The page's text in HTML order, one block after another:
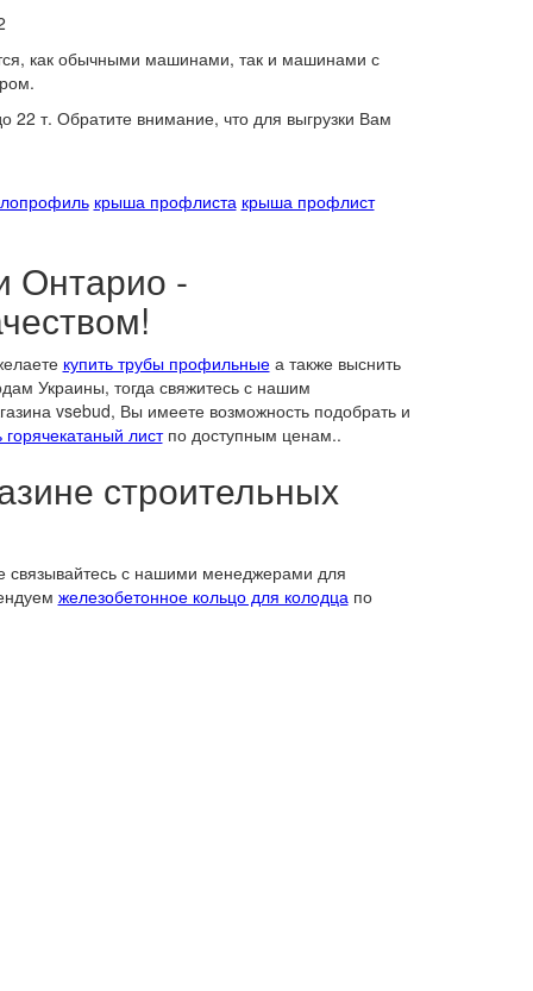
как обычными машинами, так и машинами с
т. Обратите внимание, что для выгрузки Вам
крыша профлиста крыша профлист
Онтарио -
купить трубы профильныеа также выснить
Украины, тогда свяжитесь с нашим
vsebud, Вы имеете возможность подобрать и
горячекатаный листпо доступным ценам..
строительных
связывайтесь с нашими менеджерами для
железобетонное кольцо для колодцапо